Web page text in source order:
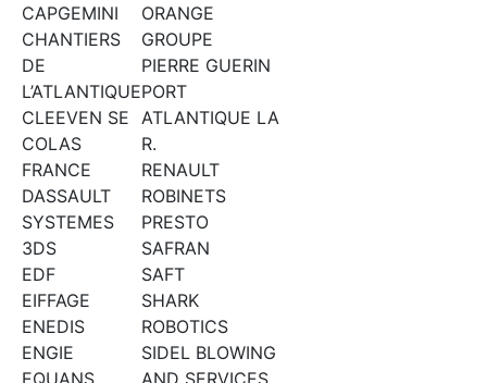
CAPGEMINI
CHANTIERS
DE
L’ATLANTIQUE
CLEEVEN SE
COLAS
FRANCE
DASSAULT
SYSTEMES
3DS
EDF
EIFFAGE
ENEDIS
ENGIE
ORANGE
GROUPE
PIERRE GUERIN
PORT
ATLANTIQUE LA
R.
RENAULT
ROBINETS
PRESTO
SAFRAN
SAFT
SHARK
ROBOTICS
SIDEL BLOWING